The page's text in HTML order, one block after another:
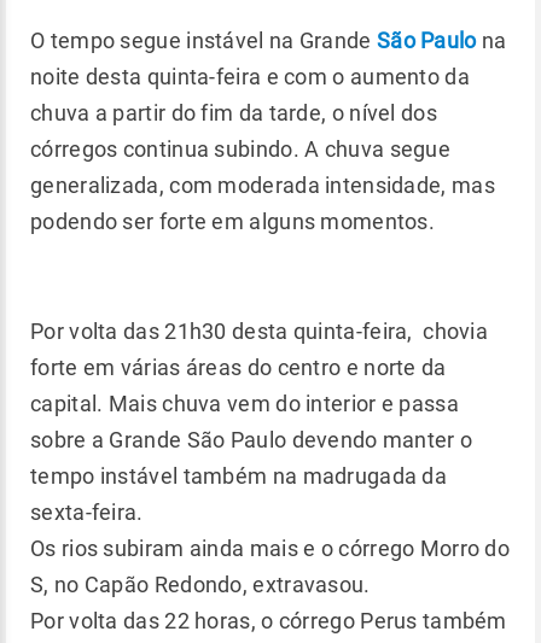
O tempo segue instável na Grande São Paulona
noite desta quinta-feira e com o aumento da
chuva a partir do fim da tarde, o nível dos
córregos continua subindo. A chuva segue
generalizada, com moderada intensidade, mas
podendo ser forte em alguns momentos.
Por volta das 21h30 desta quinta-feira, chovia
forte em várias áreas do centro e norte da
capital. Mais chuva vem do interior e passa
sobre a Grande São Paulo devendo manter o
tempo instável também na madrugada da
sexta-feira.
Os rios subiram ainda mais e o córrego Morro do
S, no Capão Redondo, extravasou.
Por volta das 22 horas, o córrego Perus também